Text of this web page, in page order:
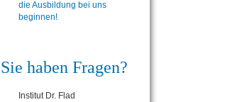
Sie haben Fragen?
Institut Dr. Flad